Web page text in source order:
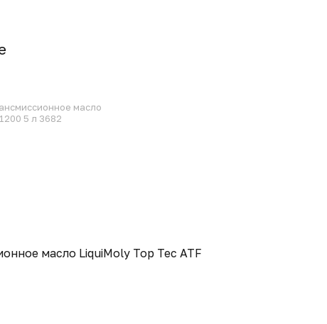
масло
5 л 3682
масло LiquiMoly Top Tec ATF